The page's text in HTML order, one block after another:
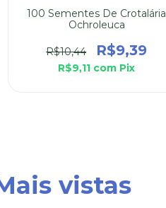
100 Sementes De Crotalária
Ochroleuca
R$10,44 R$9,39
R$9,11 com Pix
vistas